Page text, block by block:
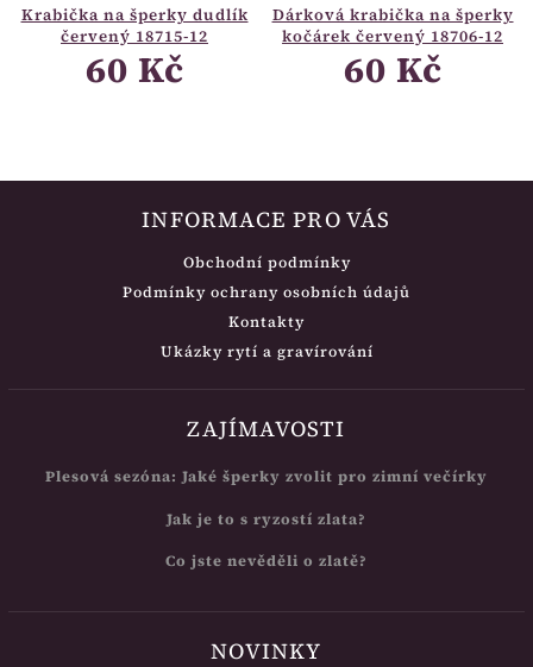
Krabička na šperky dudlík
červený 18715-12
60 Kč
Dárková krabička na šperky
kočárek červený 18706-12
60 Kč
INFORMACE PRO VÁS
Obchodní podmínky
Podmínky ochrany osobních údajů
Kontakty
Ukázky rytí a gravírování
ZAJÍMAVOSTI
Plesová sezóna: Jaké šperky zvolit pro zimní večírky
Jak je to s ryzostí zlata?
Co jste nevěděli o zlatě?
NOVINKY